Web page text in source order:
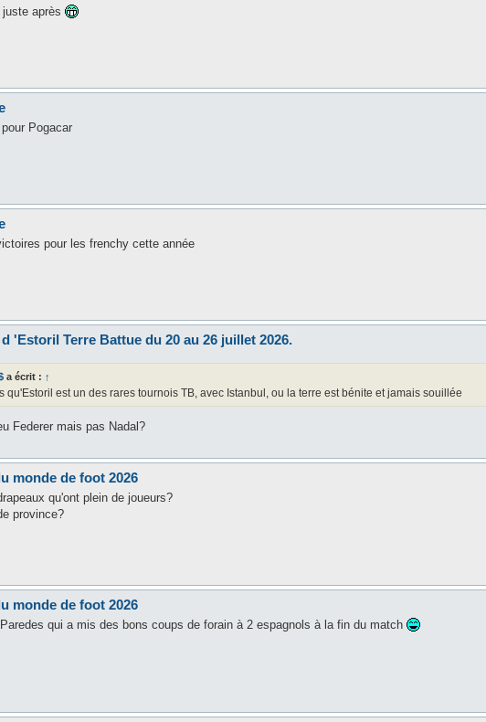
juste après
Pogacar
pour les frenchy cette année
d 'Estoril Terre Battue du 20 au 26 juillet 2026.
a écrit : ↑
qu'Estoril est un des rares tournois TB, avec Istanbul, ou la terre est bénite et jamais souillée
Federer mais pas Nadal?
monde de foot 2026
qu'ont plein de joueurs?
province?
monde de foot 2026
qui a mis des bons coups de forain à 2 espagnols à la fin du match